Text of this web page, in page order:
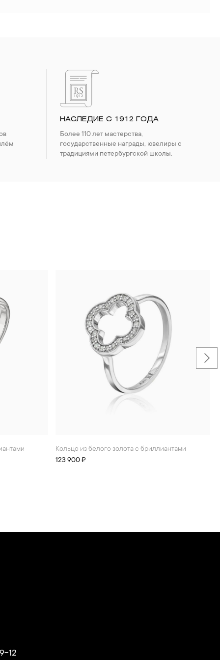
НАСЛЕДИЕ С 1912 ГОДА
Более 110 лет мастерства,
государственные награды, ювелиры с
традициями петербургской школы.
Кольцо из белого золота с бриллиантами
123 900 ₽
12